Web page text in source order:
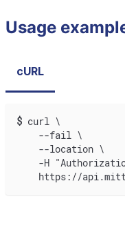
Usage
cURL
$ curl \
    --fail \
    --location \
-H
https://